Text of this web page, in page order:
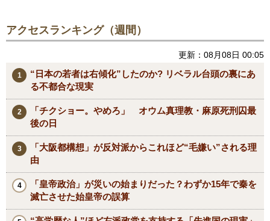
アクセスランキング（週間）
更新：08月08日 00:05
“日本の若者は右傾化”したのか? リベラル台頭の裏にあ
る不都合な現実
「チクショー。やめろ」 オウム真理教・麻原死刑囚最
後の日
「大阪都構想」が反対派からこれほど“毛嫌い”される理
由
「皇帝政治」が災いの始まりだった？わずか15年で秦を
滅亡させた始皇帝の誤算